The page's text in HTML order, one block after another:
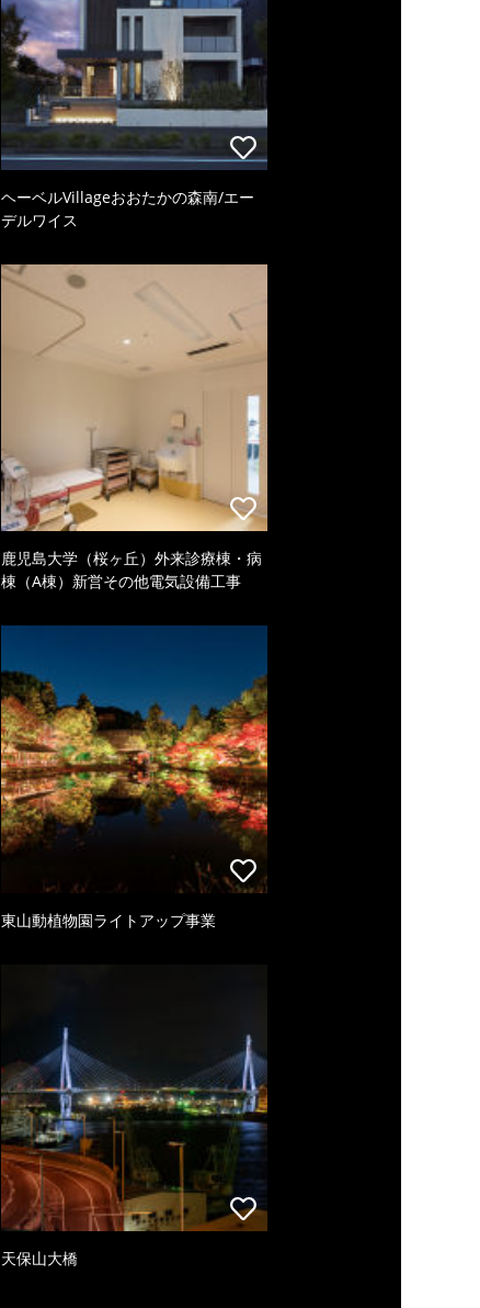
ヘーベルVillageおおたかの森南/エー
デルワイス
鹿児島大学（桜ヶ丘）外来診療棟・病
棟（A棟）新営その他電気設備工事
東山動植物園ライトアップ事業
天保山大橋